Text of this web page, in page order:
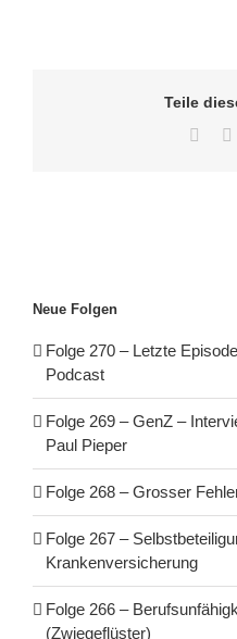
Teile
Neue Folgen
Folge 270 – Letzte
Podcast
Folge 269 – GenZ –
Paul Pieper
Folge 268 – Grosser
Folge 267 –
Krankenversicherung
Folge 266 –
(Zwiegeflüster)